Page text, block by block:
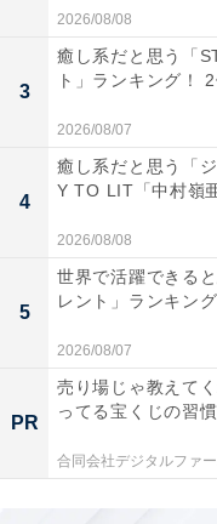
回答者からは、「数
良い泉質に圧倒され
「湯畑を中心に温泉
ニューアルもされて
温泉だけでなく観光
／神奈川県）、「湯
代男性／東京都）、
私自身何度か行った
いです。いろんな病
を散策するのも楽し
のコメントが寄せら
※回答者からのコメン
2026/08/08
3
癒し系だと思う「
ト」ランキング！
2026/08/07
4
癒し系だと思う「
Y TO LIT「中村嶺
2026/08/08
5
世界で活躍できる
レント」ランキン
2026/08/07
PR
売り場じゃ教えて
ってる宝くじの習慣
合同会社デジタルファ